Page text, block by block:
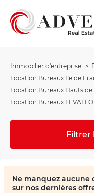
Immobilier d'entreprise
Location Bureaux Ile de
Location Bureaux Hauts de
Location Bureaux
Filtrer
Ne manquez
sur nos dernières